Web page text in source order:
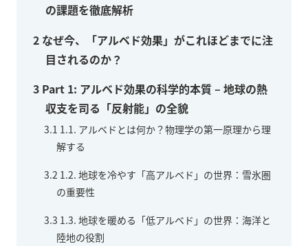
の課題を徹底解析
2 なぜ今、「アルベド効果」がこれほどまでに注
目されるのか？
3 Part 1: アルベド効果の科学的本質 – 地球の熱
収支を司る「反射能」の全貌
3.1 1.1. アルベドとは何か？物理学の第一原理から理
解する
3.2 1.2. 地球を冷やす「高アルベド」の世界：雪氷圏
の重要性
3.3 1.3. 地球を暖める「低アルベド」の世界：海洋と
陸地の役割